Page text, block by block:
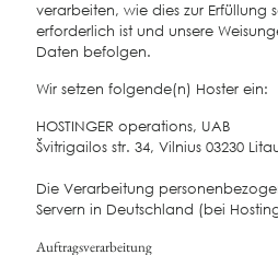
verarbeiten, wie dies zur Erfüllung
erforderlich ist und unsere
Daten befolgen.
Wir setzen folgende(n) Hoster ein:
HOSTINGER operations, UAB
Švitrigailos str. 34, Vilnius 03230
Die Verarbeitung
Servern in Deutschland (bei
Auftragsverarbeitung